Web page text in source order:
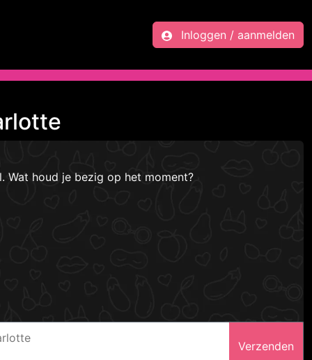
Inloggen / aanmelden
Wat houd je bezig op het moment?
Verzenden